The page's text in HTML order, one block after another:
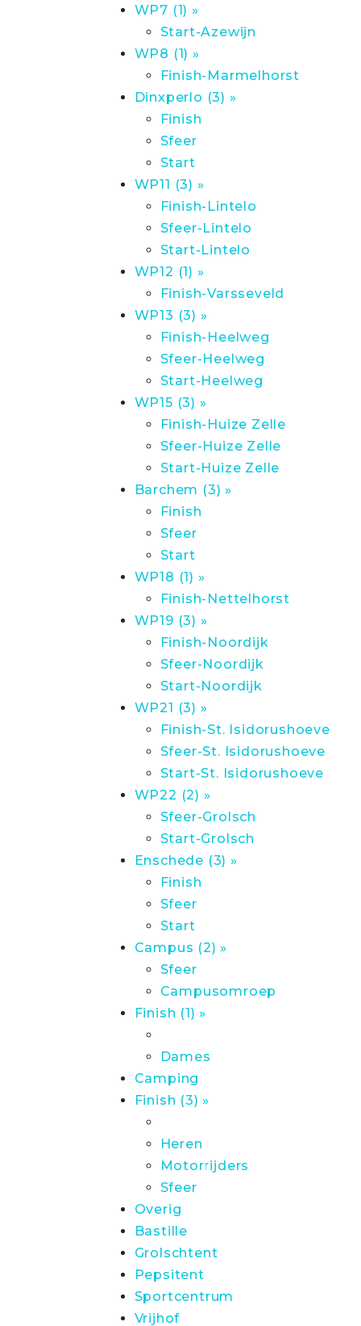
WP7 (1) »
Start-Azewijn
WP8 (1) »
Finish-Marmelhorst
Dinxperlo (3) »
Finish
Sfeer
Start
WP11 (3) »
Finish-Lintelo
Sfeer-Lintelo
Start-Lintelo
WP12 (1) »
Finish-Varsseveld
WP13 (3) »
Finish-Heelweg
Sfeer-Heelweg
Start-Heelweg
WP15 (3) »
Finish-Huize Zelle
Sfeer-Huize Zelle
Start-Huize Zelle
Barchem (3) »
Finish
Sfeer
Start
WP18 (1) »
Finish-Nettelhorst
WP19 (3) »
Finish-Noordijk
Sfeer-Noordijk
Start-Noordijk
WP21 (3) »
Finish-St. Isidorushoeve
Sfeer-St. Isidorushoeve
Start-St. Isidorushoeve
WP22 (2) »
Sfeer-Grolsch
Start-Grolsch
Enschede (3) »
Finish
Sfeer
Start
Campus (2) »
Sfeer
Campusomroep
Finish (1) »
Dames
Camping
Finish (3) »
Heren
Motorrijders
Sfeer
Overig
Bastille
Grolschtent
Pepsitent
Sportcentrum
Vrijhof